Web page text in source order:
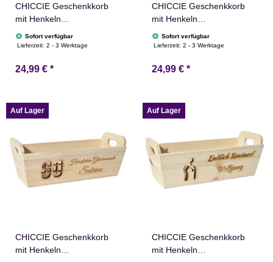
CHICCIE Geschenkkorb
mit Henkeln
Personalisierbar
Wunschtext mit Luftballons
Holz Geschenkidee
Personalisierung
Sofort verfügbar
Lieferzeit:2 - 3 Werktage
24,99 € *
CHICCIE Geschenkkorb
mit Henkeln
Personalisierbar
Wunschtext mit Ringen
Holz Geschenkidee
Sofort verfügbar
Lieferzeit:2 - 3 Werktage
24,99 € *
Auf Lager
CHICCIE Geschenkkorb
mit Henkeln
Auf Lager
CHICCIE Geschenkkorb
mit Henkeln